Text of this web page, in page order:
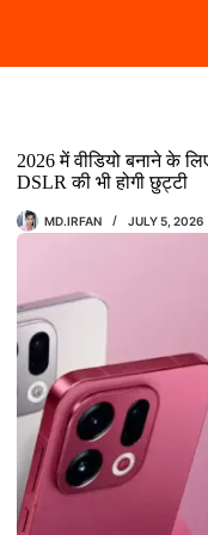
2026 में वीडियो बनाने के
DSLR की भी होगी छुट्टी
MD.IRFAN JULY 5, 2026